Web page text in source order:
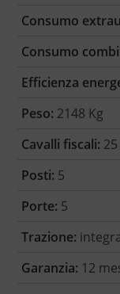
Consumo
Consumo
Efficienza
Peso: 2148 Kg
Cavalli fiscali: 25
Posti: 5
Porte: 5
Trazione:
Garanzia: 12